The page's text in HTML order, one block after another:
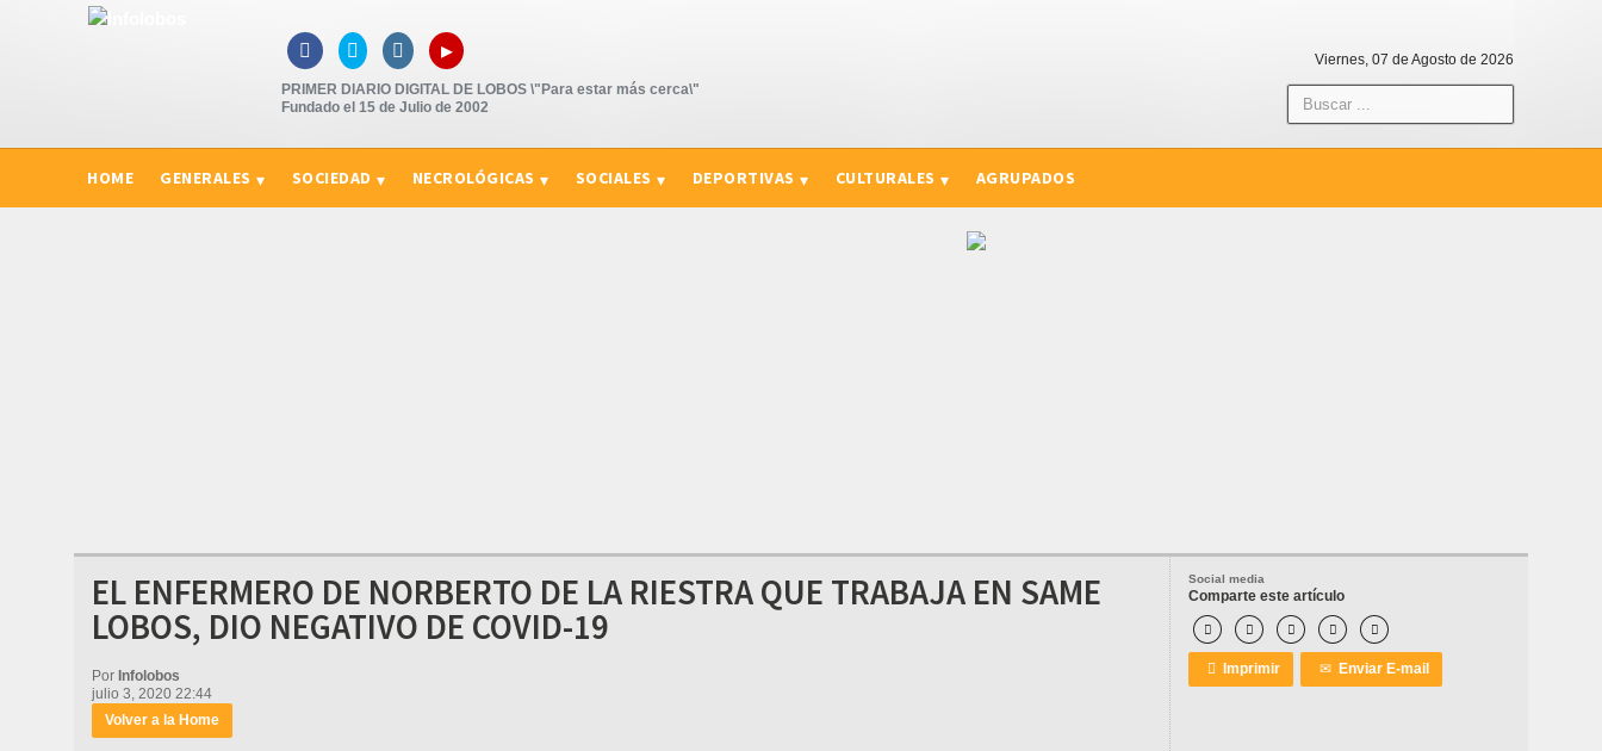
   ▸
PRIMER DIARIO DIGITAL DE LOBOS \"Para estar más cerca\"
Fundado el 15 de Julio de 2002
Viernes, 07 de Agosto de 2026
HOME GENERALES SOCIEDAD NECROLÓGICAS SOCIALES DEPORTIVAS CULTURALES AGRUPADOS
Social media
Comparte este artículo
    
 Imprimir ✉ Enviar E-mail
EL ENFERMERO DE NORBERTO DE LA RIESTRA QUE TRABAJA EN SAME
LOBOS, DIO NEGATIVO DE COVID-19
Por Infolobos
julio 3, 2020 22:44
Volver a la Home